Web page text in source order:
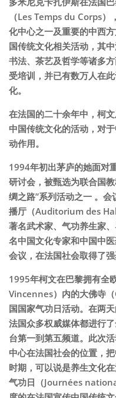
（Les Temps du Corps
化中心之一及重要的中西
国传统文化相关活动，其
书法、茶艺及哲学等诸多
受培训，并已有数万人在
化。
在法国的二十余年中，柯
中国传统文化的活动，对
动作用。
1994年初出茅庐的她面对
研讨会，被甄选为联合国
绸之路”系列活动之一 。
播厅（Auditorium des
著名武术家、气功养生家
名中国文化专家和中国中
会议，在法国社会取得了强
1995年柯文在巴黎拥有全
Vincennes）内的大佛寺
国国家气功日活动。在两
法国众多权威媒体都进行
台第一到第五频道。此次
中心在法国社会的位置，
时期，可以说是养生文化
气功日（Journées